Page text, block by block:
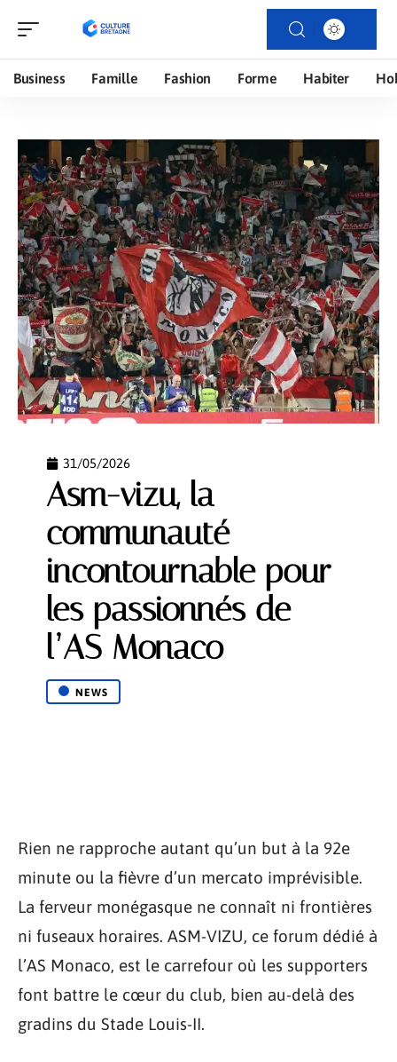
Business Famille Fashion Forme Habiter
31/05/2026
Asm-vizu, la
communauté
incontournable pour
les passionnés de
l’AS Monaco
NEWS
Rien ne rapproche autant qu’un but à la 92e
minute ou la fièvre d’un mercato imprévisible.
La ferveur monégasque ne connaît ni frontières
ni fuseaux horaires. ASM-VIZU, ce forum dédié à
l’AS Monaco, est le carrefour où les supporters
font battre le cœur du club, bien au-delà des
gradins du Stade Louis-II.